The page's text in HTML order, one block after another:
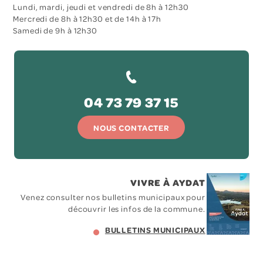
Lundi, mardi, jeudi et vendredi de 8h à 12h30
Mercredi de 8h à 12h30 et de 14h à 17h
Samedi de 9h à 12h30
04 73 79 37 15
NOUS CONTACTER
VIVRE À AYDAT
Venez consulter nos bulletins municipaux pour
découvrir les infos de la commune.
BULLETINS MUNICIPAUX